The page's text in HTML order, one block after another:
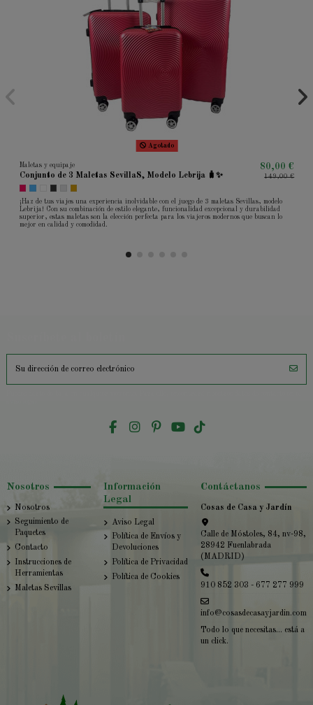
Agotado
Maletas y equipaje
Conjunto de 3 Maletas SevillaS, Modelo Lebrija 🧳✨
80,00 €
149,00 €
¡Haz de tus viajes una experiencia inolvidable con el juego de 3 maletas Sevillas, modelo
Lebrija! Con su combinación de estilo elegante, funcionalidad excepcional y durabilidad
superior, estas maletas son la elección perfecta para los viajeros modernos que buscan lo
mejor en calidad y comodidad.
Nosotros
Nosotros
Seguimiento de
Paquetes
Contacto
Instrucciones de
Herramientas
Maletas Sevillas
Información
Legal
Aviso Legal
Política de Envíos y
Devoluciones
Política de Privacidad
Política de Cookies
Contáctanos
Cosas de Casa y Jardín
Calle de Móstoles, 84, nv-98,
28942 Fuenlabrada
(MADRID)
910 852 303 - 677 277 999
info@cosasdecasayjardin.com
Todo lo que necesitas... está a
un click.